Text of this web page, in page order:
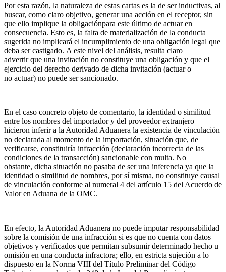
Por esta razón, la naturaleza de estas cartas es la de ser inductivas, al
buscar, como claro objetivo, generar una acción en el receptor, sin
que ello implique la obligaciónpara este último de actuar en
consecuencia. Esto es, la falta de materialización de la conducta
sugerida no implicará el incumplimiento de una obligación legal que
deba ser castigado. A este nivel del análisis, resulta claro
advertir que una invitación no constituye una obligación y que el
ejercicio del derecho derivado de dicha invitación (actuar o
no actuar) no puede ser sancionado.
En el caso concreto objeto de comentario, la identidad o similitud
entre los nombres del importador y del proveedor extranjero
hicieron inferir a la Autoridad Aduanera la existencia de vinculación
no declarada al momento de la importación, situación que, de
verificarse, constituiría infracción (declaración incorrecta de las
condiciones de la transacción) sancionable con multa. No
obstante, dicha situación no pasaba de ser una inferencia ya que la
identidad o similitud de nombres, por sí misma, no constituye causal
de vinculación conforme al numeral 4 del artículo 15 del Acuerdo de
Valor en Aduana de la OMC.
En efecto, la Autoridad Aduanera no puede imputar responsabilidad
sobre la comisión de una infracción si es que no cuenta con datos
objetivos y verificados que permitan subsumir determinado hecho u
omisión en una conducta infractora; ello, en estricta sujeción a lo
dispuesto en la Norma VIII del Título Preliminar del Código